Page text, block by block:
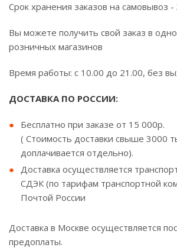
Срок хранения заказов на самовывоз -
Вы можете получить свой заказ в
розничных магазинов
Время работы: с 10.00 до 21.00, без
ДОСТАВКА ПО РОССИИ:
Бесплатно при заказе от 15 000р.
( Стоимость доставки свыше 3000
доплачивается отдельно).
Доставка осуществляется
СДЭК (по тарифам транспортной
Почтой России
Доставка в Москве осуществляется
предоплаты.